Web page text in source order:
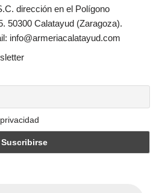
dirección en el Polígono
50300 Calatayud (Zaragoza).
info@armeriacalatayud.com